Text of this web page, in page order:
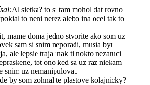
Al sietka? to si tam mohol dat rovno
pokial to neni nerez alebo ina ocel tak to
mame doma jedno stvorite ako som uz
sam si snim neporadi, musia byt
ale lepsie traja inak ti nokto nezaruci
tot ono ked sa uz raz niekam
snim uz nemanipulovat.
by som zohnal te plastove kolajnicky?